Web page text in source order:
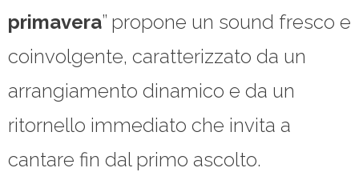
primavera” propone un sound fresco e
coinvolgente, caratterizzato da un
arrangiamento dinamico e da un
ritornello immediato che invita a
cantare fin dal primo ascolto.